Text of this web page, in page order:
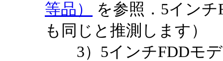
等品）
を参照．5イン
も同じと推測します）
3）5インチFDDモデ